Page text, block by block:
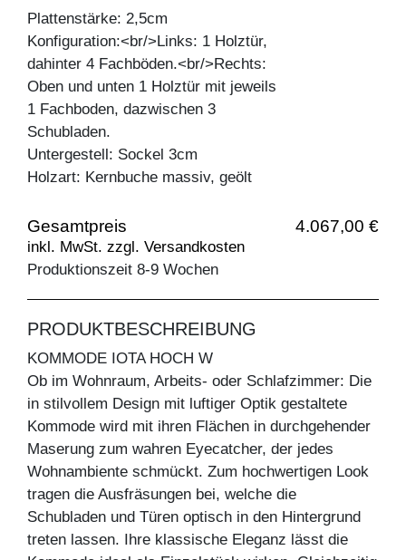
Plattenstärke: 2,5cm
Konfiguration:<br/>Links: 1 Holztür,
dahinter 4 Fachböden.<br/>Rechts:
Oben und unten 1 Holztür mit jeweils
1 Fachboden, dazwischen 3
Schubladen.
Untergestell: Sockel 3cm
Holzart: Kernbuche massiv, geölt
Gesamtpreis 4.067,00 €
inkl. MwSt. zzgl. Versandkosten
Produktionszeit 8-9 Wochen
PRODUKTBESCHREIBUNG
KOMMODE IOTA HOCH W
Ob im Wohnraum, Arbeits- oder Schlafzimmer: Die
in stilvollem Design mit luftiger Optik gestaltete
Kommode wird mit ihren Flächen in durchgehender
Maserung zum wahren Eyecatcher, der jedes
Wohnambiente schmückt. Zum hochwertigen Look
tragen die Ausfräsungen bei, welche die
Schubladen und Türen optisch in den Hintergrund
treten lassen. Ihre klassische Eleganz lässt die